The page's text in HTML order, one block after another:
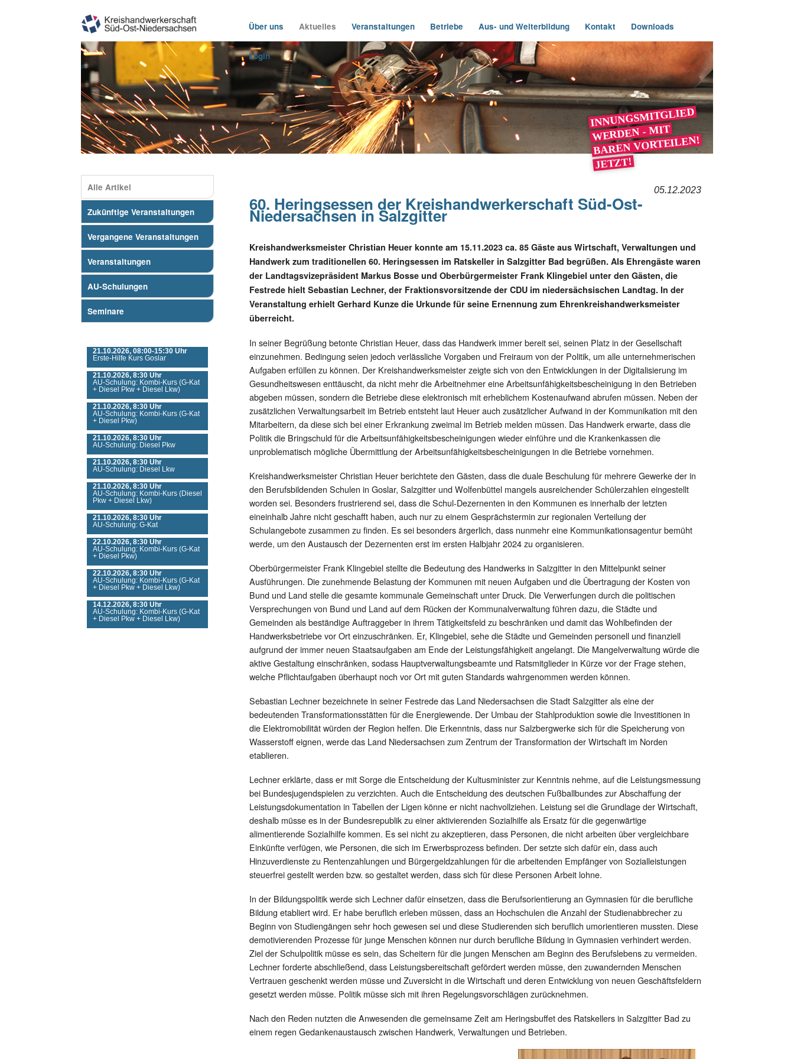
Über uns Aktuelles Veranstaltungen Betriebe Aus- und Weiterbildung Kontakt Downloads
Login
INNUNGSMITGLIED
WERDEN - MIT
BAREN VORTEILEN!
JETZT!
Alle Artikel
Zukünftige Veranstaltungen
Vergangene Veranstaltungen
Veranstaltungen
AU-Schulungen
Seminare
21.10.2026, 08:00-15:30 Uhr
Erste-Hilfe Kurs Goslar
21.10.2026, 8:30 Uhr
AU-Schulung: Kombi-Kurs (G-Kat
+ Diesel Pkw + Diesel Lkw)
21.10.2026, 8:30 Uhr
AU-Schulung: Kombi-Kurs (G-Kat
+ Diesel Pkw)
21.10.2026, 8:30 Uhr
AU-Schulung: Diesel Pkw
21.10.2026, 8:30 Uhr
AU-Schulung: Diesel Lkw
21.10.2026, 8:30 Uhr
AU-Schulung: Kombi-Kurs (Diesel
Pkw + Diesel Lkw)
21.10.2026, 8:30 Uhr
AU-Schulung: G-Kat
22.10.2026, 8:30 Uhr
AU-Schulung: Kombi-Kurs (G-Kat
+ Diesel Pkw)
22.10.2026, 8:30 Uhr
AU-Schulung: Kombi-Kurs (G-Kat
+ Diesel Pkw + Diesel Lkw)
14.12.2026, 8:30 Uhr
AU-Schulung: Kombi-Kurs (G-Kat
+ Diesel Pkw + Diesel Lkw)
05.12.2023
60. Heringsessen der Kreishandwerkerschaft Süd-Ost-
Niedersachsen in Salzgitter
Kreishandwerksmeister Christian Heuer konnte am 15.11.2023 ca. 85 Gäste aus Wirtschaft, Verwaltungen und
Handwerk zum traditionellen 60. Heringsessen im Ratskeller in Salzgitter Bad begrüßen. Als Ehrengäste waren
der Landtagsvizepräsident Markus Bosse und Oberbürgermeister Frank Klingebiel unter den Gästen, die
Festrede hielt Sebastian Lechner, der Fraktionsvorsitzende der CDU im niedersächsischen Landtag. In der
Veranstaltung erhielt Gerhard Kunze die Urkunde für seine Ernennung zum Ehrenkreishandwerksmeister
überreicht.
In seiner Begrüßung betonte Christian Heuer, dass das Handwerk immer bereit sei, seinen Platz in der Gesellschaft
einzunehmen. Bedingung seien jedoch verlässliche Vorgaben und Freiraum von der Politik, um alle unternehmerischen
Aufgaben erfüllen zu können. Der Kreishandwerksmeister zeigte sich von den Entwicklungen in der Digitalisierung im
Gesundheitswesen enttäuscht, da nicht mehr die Arbeitnehmer eine Arbeitsunfähigkeitsbescheinigung in den Betrieben
abgeben müssen, sondern die Betriebe diese elektronisch mit erheblichem Kostenaufwand abrufen müssen. Neben der
zusätzlichen Verwaltungsarbeit im Betrieb entsteht laut Heuer auch zusätzlicher Aufwand in der Kommunikation mit den
Mitarbeitern, da diese sich bei einer Erkrankung zweimal im Betrieb melden müssen. Das Handwerk erwarte, dass die
Politik die Bringschuld für die Arbeitsunfähigkeitsbescheinigungen wieder einführe und die Krankenkassen die
unproblematisch mögliche Übermittlung der Arbeitsunfähigkeitsbescheinigungen in die Betriebe vornehmen.
Kreishandwerksmeister Christian Heuer berichtete den Gästen, dass die duale Beschulung für mehrere Gewerke der in
den Berufsbildenden Schulen in Goslar, Salzgitter und Wolfenbüttel mangels ausreichender Schülerzahlen eingestellt
worden sei. Besonders frustrierend sei, dass die Schul-Dezernenten in den Kommunen es innerhalb der letzten
eineinhalb Jahre nicht geschafft haben, auch nur zu einem Gesprächstermin zur regionalen Verteilung der
Schulangebote zusammen zu finden. Es sei besonders ärgerlich, dass nunmehr eine Kommunikationsagentur bemüht
werde, um den Austausch der Dezernenten erst im ersten Halbjahr 2024 zu organisieren.
Oberbürgermeister Frank Klingebiel stellte die Bedeutung des Handwerks in Salzgitter in den Mittelpunkt seiner
Ausführungen. Die zunehmende Belastung der Kommunen mit neuen Aufgaben und die Übertragung der Kosten von
Bund und Land stelle die gesamte kommunale Gemeinschaft unter Druck. Die Verwerfungen durch die politischen
Versprechungen von Bund und Land auf dem Rücken der Kommunalverwaltung führen dazu, die Städte und
Gemeinden als beständige Auftraggeber in ihrem Tätigkeitsfeld zu beschränken und damit das Wohlbefinden der
Handwerksbetriebe vor Ort einzuschränken. Er, Klingebiel, sehe die Städte und Gemeinden personell und finanziell
aufgrund der immer neuen Staatsaufgaben am Ende der Leistungsfähigkeit angelangt. Die Mangelverwaltung würde die
aktive Gestaltung einschränken, sodass Hauptverwaltungsbeamte und Ratsmitglieder in Kürze vor der Frage stehen,
welche Pflichtaufgaben überhaupt noch vor Ort mit guten Standards wahrgenommen werden können.
Sebastian Lechner bezeichnete in seiner Festrede das Land Niedersachsen die Stadt Salzgitter als eine der
bedeutenden Transformationsstätten für die Energiewende. Der Umbau der Stahlproduktion sowie die Investitionen in
die Elektromobilität würden der Region helfen. Die Erkenntnis, dass nur Salzbergwerke sich für die Speicherung von
Wasserstoff eignen, werde das Land Niedersachsen zum Zentrum der Transformation der Wirtschaft im Norden
etablieren.
Lechner erklärte, dass er mit Sorge die Entscheidung der Kultusminister zur Kenntnis nehme, auf die Leistungsmessung
bei Bundesjugendspielen zu verzichten. Auch die Entscheidung des deutschen Fußballbundes zur Abschaffung der
Leistungsdokumentation in Tabellen der Ligen könne er nicht nachvollziehen. Leistung sei die Grundlage der Wirtschaft,
deshalb müsse es in der Bundesrepublik zu einer aktivierenden Sozialhilfe als Ersatz für die gegenwärtige
alimentierende Sozialhilfe kommen. Es sei nicht zu akzeptieren, dass Personen, die nicht arbeiten über vergleichbare
Einkünfte verfügen, wie Personen, die sich im Erwerbsprozess befinden. Der setzte sich dafür ein, dass auch
Hinzuverdienste zu Rentenzahlungen und Bürgergeldzahlungen für die arbeitenden Empfänger von Sozialleistungen
steuerfrei gestellt werden bzw. so gestaltet werden, dass sich für diese Personen Arbeit lohne.
In der Bildungspolitik werde sich Lechner dafür einsetzen, dass die Berufsorientierung an Gymnasien für die berufliche
Bildung etabliert wird. Er habe beruflich erleben müssen, dass an Hochschulen die Anzahl der Studienabbrecher zu
Beginn von Studiengängen sehr hoch gewesen sei und diese Studierenden sich beruflich umorientieren mussten. Diese
demotivierenden Prozesse für junge Menschen können nur durch berufliche Bildung in Gymnasien verhindert werden.
Ziel der Schulpolitik müsse es sein, das Scheitern für die jungen Menschen am Beginn des Berufslebens zu vermeiden.
Lechner forderte abschließend, dass Leistungsbereitschaft gefördert werden müsse, den zuwandernden Menschen
Vertrauen geschenkt werden müsse und Zuversicht in die Wirtschaft und deren Entwicklung von neuen Geschäftsfeldern
gesetzt werden müsse. Politik müsse sich mit ihren Regelungsvorschlägen zurücknehmen.
Nach den Reden nutzten die Anwesenden die gemeinsame Zeit am Heringsbuffet des Ratskellers in Salzgitter Bad zu
einem regen Gedankenaustausch zwischen Handwerk, Verwaltungen und Betrieben.